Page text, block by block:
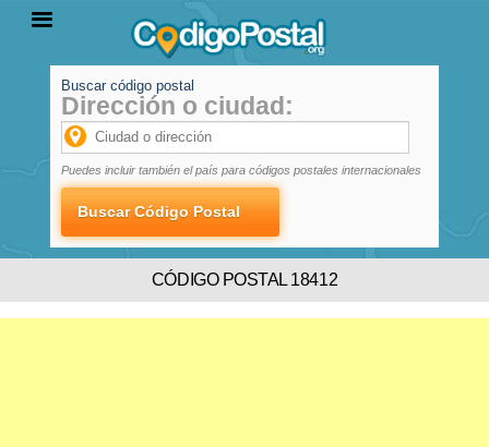
PROVINCIAS
LOCALIDADES
Buscar código postal
Dirección o ciudad:
Puedes incluir también el país para códigos postales internacionales
CÓDIGO POSTAL 18412